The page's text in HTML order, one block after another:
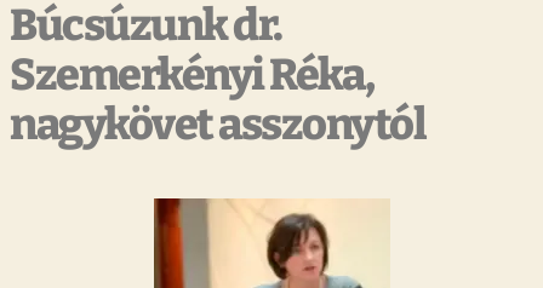
Búcsúzunk dr.
Szemerkényi Réka,
nagykövet asszonytól